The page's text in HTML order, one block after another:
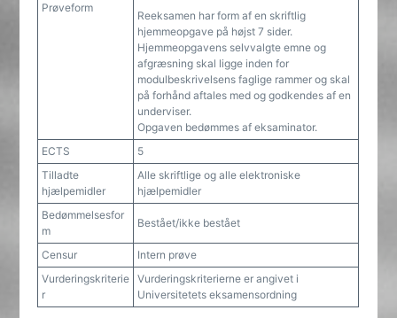
Prøveform
Reeksamen har form af en skriftlig
hjemmeopgave på højst 7 sider.
Hjemmeopgavens selvvalgte emne og
afgræsning skal ligge inden for
modulbeskrivelsens faglige rammer og skal
på forhånd aftales med og godkendes af en
underviser.
Opgaven bedømmes af eksaminator.
ECTS
5
Tilladte
hjælpemidler
Alle skriftlige og alle elektroniske
hjælpemidler
Bedømmelsesfor
m
Bestået/ikke bestået
Censur
Intern prøve
Vurderingskriterie
r
Vurderingskriterierne er angivet i
Universitetets eksamensordning